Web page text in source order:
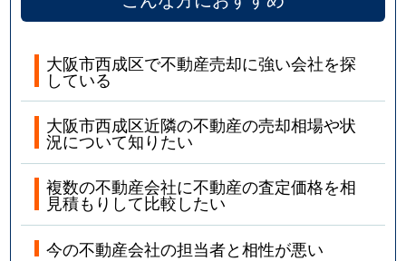
大阪市西成区で不動産売却に強い会社を探
している
大阪市西成区近隣の不動産の売却相場や状
況について知りたい
複数の不動産会社に不動産の査定価格を相
見積もりして比較したい
今の不動産会社の担当者と相性が悪い